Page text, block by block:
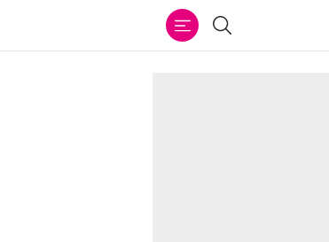
Buscar